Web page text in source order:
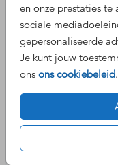
en onze prestaties te
sociale
gepersonaliseerde
Je kunt jouw
ons ons cookiebeleid.